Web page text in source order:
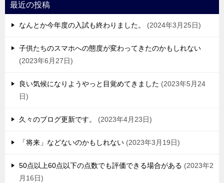
最近の投稿
なんとか今年度の入試も終わりました。 2024年3月25日
子供たちのスマホへの態度が変わってきたのかもしれない
2023年6月27日
良い気候になりようやっと目覚めてきました
2023年5月24
日
久々のブログ更新です。 2023年4月23日
「将来」などないのかもしれない 2023年3月19日
50点以上60点以下の点数でも評価できる場合がある
2023年2
月16日